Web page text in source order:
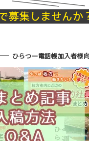
ひらつー電話帳加入者様